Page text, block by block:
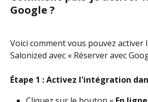
Google ?
Voici comment vous pouvez
Salonized avec « Réserver avec
Étape 1 : Activez l'intégration